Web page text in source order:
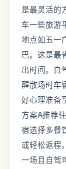
是最灵活的
车一些旅游
地点如五一
巴。这是最
出时间。自
醒散场时车
好心理准备
方案A推荐
宿选择多餐
或轻松返程
一场且自驾